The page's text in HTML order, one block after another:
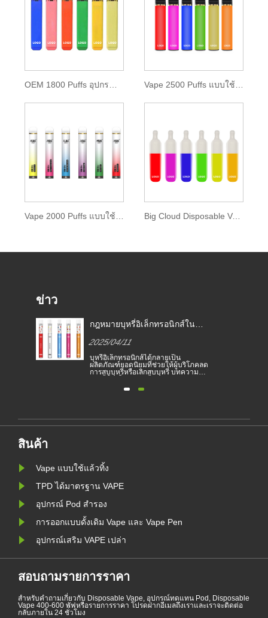
Big Cloud Disposable Vape 2000 พัฟ
ข่าว
กฎหมายบุหรี่อิเล็กทรอนิกส์ใน
2025/04/11
บุหรี่อิเล็กทรอนิกส์ได้กลายเป็น
ผลิตภัณฑ์ยอดนิยมที่ช่วยให้ผู้บริโภคลด
การสูบบุหรี่หรือเลิกสูบบุหรี่ บทความนี้
ของบุหรี่อิเล็กทรอนิกส์ตามประเทศ
สินค้า
Vape แบบใช้แล้วทิ้ง
TPD ได้มาตรฐาน VAPE
อุปกรณ์ Pod สำรอง
การออกแบบดั้งเดิม Vape และ Vape Pen
อุปกรณ์เสริม VAPE เปล่า
สอบถามรายการราคา
สำหรับคำถามเกี่ยวกับ Disposable Vape, อุปกรณ์ทดแทน Pod, Disposable
Vape 400-600 พัฟหรือรายการราคา โปรดฝากอีเมลถึงเราและเราจะติดต่อ
กลับภายใน 24 ชั่วโมง